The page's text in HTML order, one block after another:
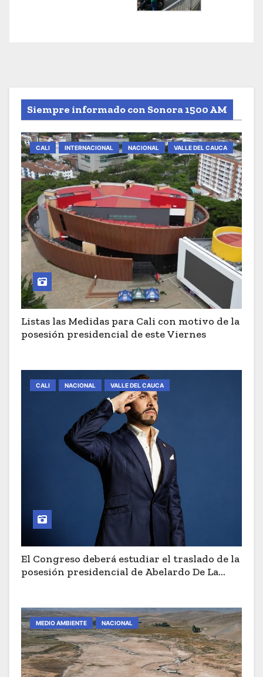
Siempre informado con Sonora 1500 AM
CALI INTERNACIONAL NACIONAL VALLE DEL CAUCA
Listas las Medidas para Cali con motivo de la
posesión presidencial de este Viernes
CALI NACIONAL VALLE DEL CAUCA
El Congreso deberá estudiar el traslado de la
posesión presidencial de Abelardo De La
MEDIO AMBIENTE NACIONAL